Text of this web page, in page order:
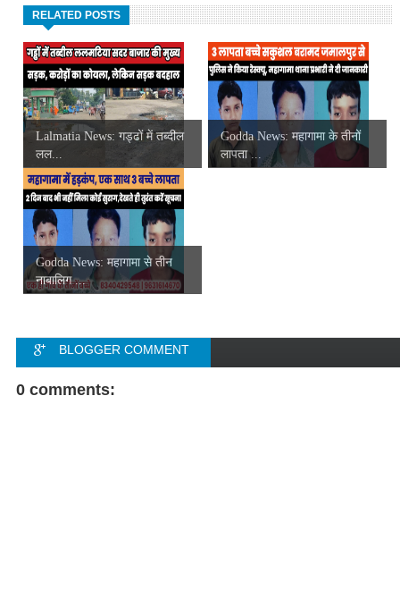
RELATED POSTS
Lalmatia News: गड्ढों में तब्दील
लल...
Godda News: महागामा के तीनों
लापता ...
Godda News: महागामा से तीन
नाबालिग ...
BLOGGER COMMENT
FACEBOOK COMMENT
0 comments: